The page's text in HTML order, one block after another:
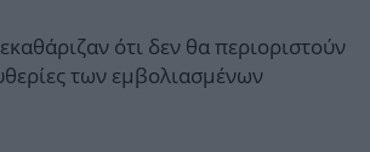
ότι δεν θα περιοριστούν
των εμβολιασμένων